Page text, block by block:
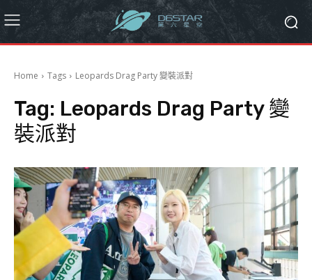
Home Tags Leopards Drag Party 變裝派對
Tag: Leopards Drag Party 變
裝派對